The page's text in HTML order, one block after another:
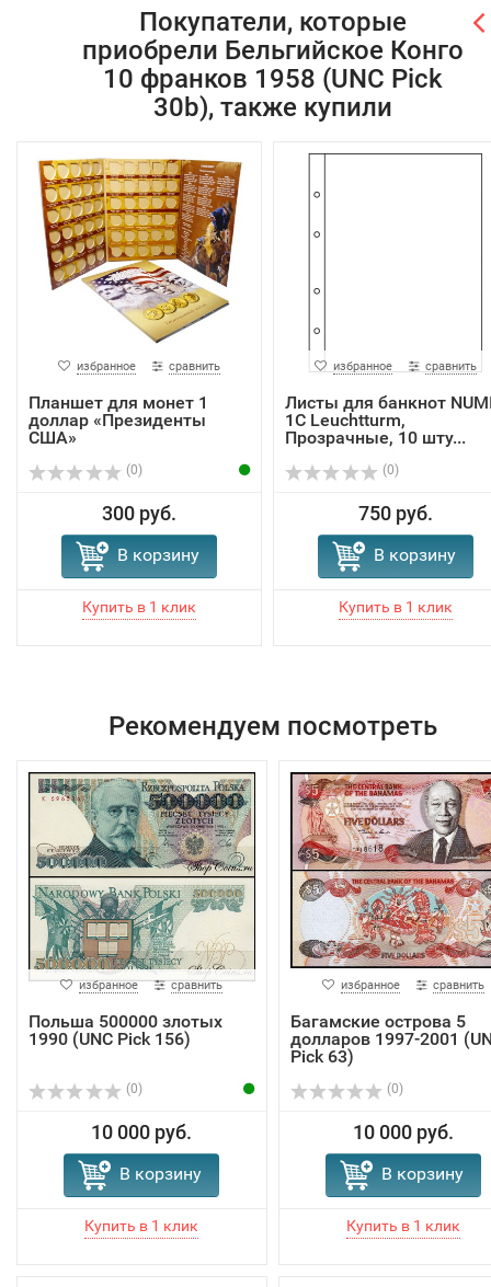
Покупатели, которые
приобрели Бельгийское Конго
10 франков 1958 (UNC Pick
30b), также купили
избранное сравнить
Планшет для монет 1
доллар «Президенты
США»
(0)
300 руб.
В корзину
избранное сравнить
Листы для банкнот
1C Leuchtturm,
Прозрачные, 10 шту...
(0)
750 руб.
В корзину
Рекомендуем посмотреть
избранное сравнить
Польша 500000 злотых
1990 (UNC Pick 156)
(0)
10 000 руб.
В корзину
избранное сравнить
Багамские острова 5
долларов 1997-2001
Pick 63)
(0)
10 000 руб.
В корзину